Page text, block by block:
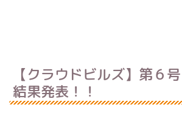
【クラウドビルズ】第６
結果発表！！